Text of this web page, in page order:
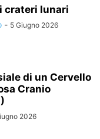
crateri lunari
- 5 Giugno 2026
di un Cervello
Cranio
2026